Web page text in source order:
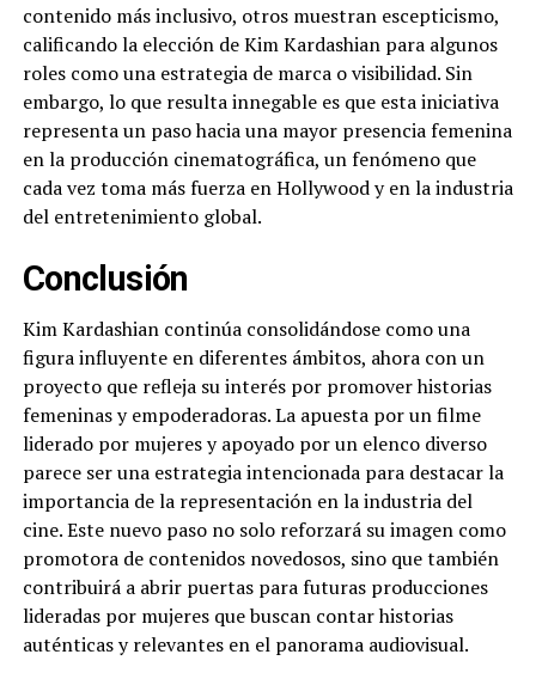
contenido más inclusivo, otros muestran escepticismo,
calificando la elección de Kim Kardashian para algunos
roles como una estrategia de marca o visibilidad. Sin
embargo, lo que resulta innegable es que esta iniciativa
representa un paso hacia una mayor presencia femenina
en la producción cinematográfica, un fenómeno que
cada vez toma más fuerza en Hollywood y en la industria
del entretenimiento global.
Conclusión
Kim Kardashian continúa consolidándose como una
figura influyente en diferentes ámbitos, ahora con un
proyecto que refleja su interés por promover historias
femeninas y empoderadoras. La apuesta por un filme
liderado por mujeres y apoyado por un elenco diverso
parece ser una estrategia intencionada para destacar la
importancia de la representación en la industria del
cine. Este nuevo paso no solo reforzará su imagen como
promotora de contenidos novedosos, sino que también
contribuirá a abrir puertas para futuras producciones
lideradas por mujeres que buscan contar historias
auténticas y relevantes en el panorama audiovisual.